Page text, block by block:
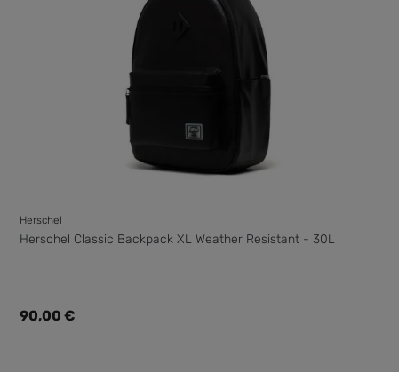
Herschel
Herschel Classic Backpack XL Weather Resistant - 30L
Regulärer Preis:
90,00 €